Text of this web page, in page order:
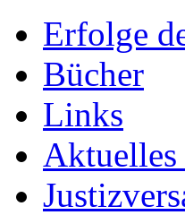
Erfolge
Bücher
Links